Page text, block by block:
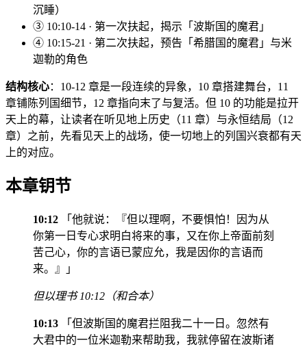
沉睡）
③ 10:10-14 · 第一次扶起，揭示「波斯国的魔君」
④ 10:15-21 · 第二次扶起，预告「希腊国的魔君」与米
迦勒的角色
结构核心：10-12 章是一段连续的异象，10 章搭建舞台，11
章铺陈列国细节，12 章指向末了与复活。但 10 的功能是拉开
天上的幕，让读者在听见地上历史（11 章）与永恒结局（12
章）之前，先看见天上的战场，使一切地上的列国兴衰都有天
上的对应。
本章钥节
10:12 「他就说：『但以理啊，不要惧怕！因为从
你第一日专心求明白将来的事，又在你上帝面前刻
苦己心，你的言语已蒙应允，我是因你的言语而
来。』」
但以理书 10:12（和合本）
10:13 「但波斯国的魔君拦阻我二十一日。忽然有
大君中的一位米迦勒来帮助我，我就停留在波斯诸